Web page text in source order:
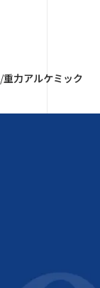
/重力アルケミック